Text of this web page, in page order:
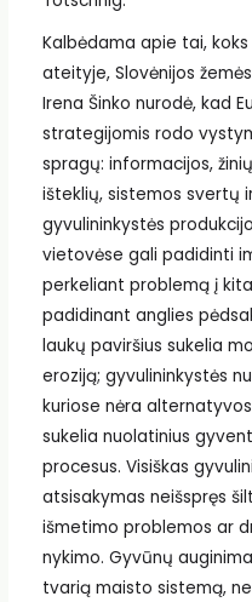
Kalbėdama apie tai,
ateityje, Slovėnijos
Irena Šinko nurodė, kad
strategijomis rodo
spragų: informacijos,
išteklių, sistemos svertų
gyvulininkystės
vietovėse gali padidinti
perkeliant problemą į
padidinant anglies
laukų paviršius sukelia
eroziją; gyvulininkystės
kuriose nėra
sukelia nuolatinius
procesus. Visiškas
atsisakymas neišspręs
išmetimo problemos ar
nykimo. Gyvūnų
tvarią maisto sistemą,